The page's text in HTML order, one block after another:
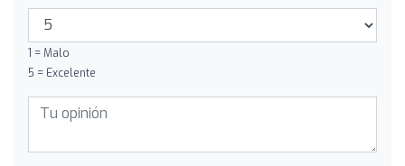
1 = Malo
5 = Excelente